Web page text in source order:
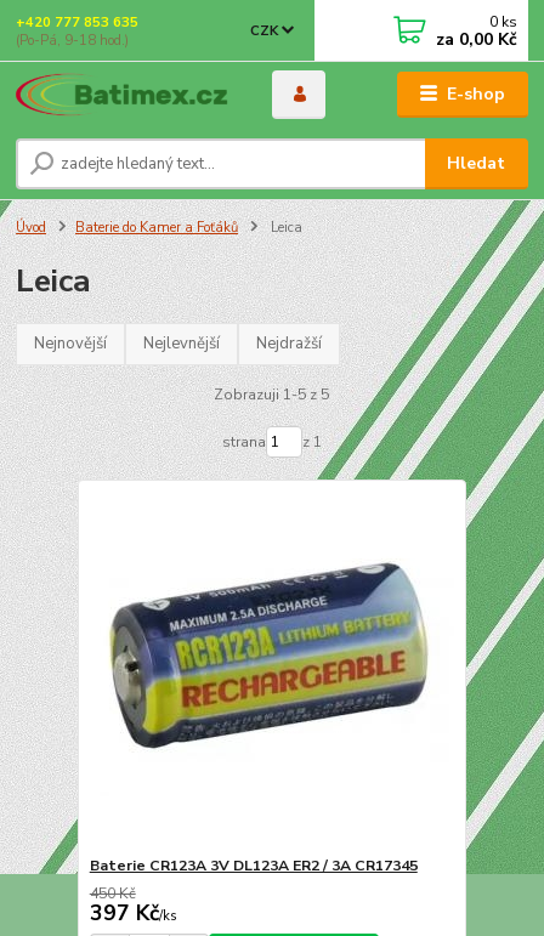
E-shop
CZK
Hledat
+420 777 853 635
(Po-Pá, 9-18 hod.)
0 ks
za 0,00 Kč
Úvod Baterie do Kamer a Foťáků Leica
Leica
Nejnovější Nejlevnější Nejdražší
Zobrazuji 1-5 z 5
strana z 1
Baterie CR123A 3V DL123A ER2 / 3A CR17345
450 Kč
397 Kč/ks